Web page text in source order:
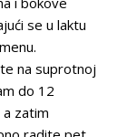
se u laktu
na suprotnoj
do 12
zatim